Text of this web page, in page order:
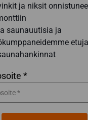
ja niksit
saunauutisia ja
*